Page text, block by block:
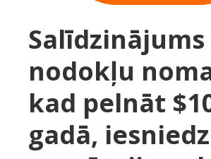
Salīdzinājums
nodokļu
kad pelnāt
gadā,